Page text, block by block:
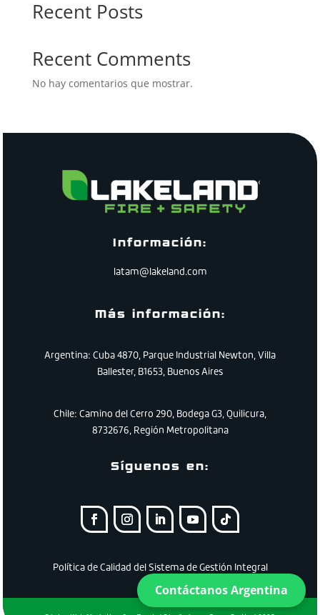
Recent Posts
Recent Comments
No hay comentarios que mostrar.
Información:
latam@lakeland.com
Más información:
Argentina: Cuba 4870, Parque Industrial Newton, Villa
Ballester, B1653, Buenos Aires
Chile: Camino del Cerro 290, Bodega G3, Quilicura,
8732676, Región Metropolitana
Síguenos en:
Política de Calidad del Sistema de Gestión Integral
Contáctanos Argentina